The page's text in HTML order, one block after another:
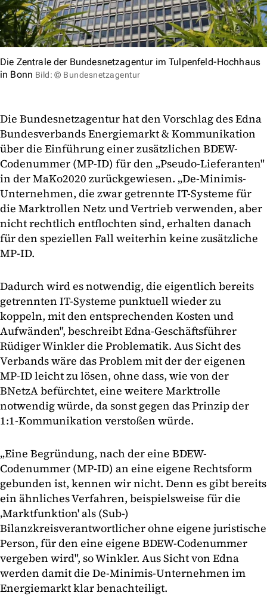
Die Zentrale der Bundesnetzagentur im Tulpenfeld-Hochhaus
in Bonn Bild: © Bundesnetzagentur
Die Bundesnetzagentur hat den Vorschlag des Edna
Bundesverbands Energiemarkt & Kommunikation
über die Einführung einer zusätzlichen BDEW-
Codenummer (MP-ID) für den „Pseudo-Lieferanten"
in der MaKo2020 zurückgewiesen. „De-Minimis-
Unternehmen, die zwar getrennte IT-Systeme für
die Marktrollen Netz und Vertrieb verwenden, aber
nicht rechtlich entflochten sind, erhalten danach
für den speziellen Fall weiterhin keine zusätzliche
MP-ID.
Dadurch wird es notwendig, die eigentlich bereits
getrennten IT-Systeme punktuell wieder zu
koppeln, mit den entsprechenden Kosten und
Aufwänden", beschreibt Edna-Geschäftsführer
Rüdiger Winkler die Problematik. Aus Sicht des
Verbands wäre das Problem mit der der eigenen
MP-ID leicht zu lösen, ohne dass, wie von der
BNetzA befürchtet, eine weitere Marktrolle
notwendig würde, da sonst gegen das Prinzip der
1:1-Kommunikation verstoßen würde.
„Eine Begründung, nach der eine BDEW-
Codenummer (MP-ID) an eine eigene Rechtsform
gebunden ist, kennen wir nicht. Denn es gibt bereits
ein ähnliches Verfahren, beispielsweise für die
‚Marktfunktion' als (Sub-)
Bilanzkreisverantwortlicher ohne eigene juristische
Person, für den eine eigene BDEW-Codenummer
vergeben wird", so Winkler. Aus Sicht von Edna
werden damit die De-Minimis-Unternehmen im
Energiemarkt klar benachteiligt.